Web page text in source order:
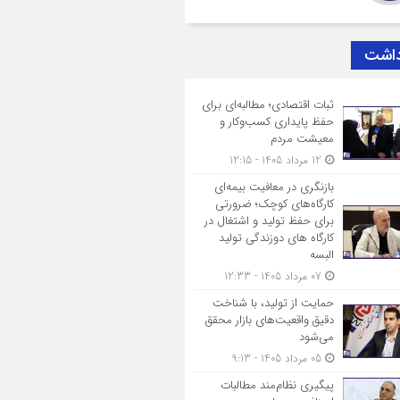
ثبات اقتصادی؛ مطالبه‌ای برای
حفظ پایداری کسب‌وکار و
معیشت مردم
بازنگری در معافیت بیمه‌ای
کارگاه‌های کوچک؛ ضرورتی
برای حفظ تولید و اشتغال در
کارگاه های دوزندگی تولید
البسه
حمایت از تولید، با شناخت
دقیق واقعیت‌های بازار محقق
می‌شود
پیگیری نظام‌مند مطالبات